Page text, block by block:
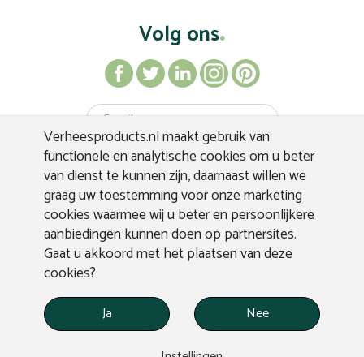
Verheesproducts.nl maakt gebruik van
functionele en analytische cookies om u beter
van dienst te kunnen zijn, daarnaast willen we
graag uw toestemming voor onze marketing
cookies waarmee wij u beter en persoonlijkere
aanbiedingen kunnen doen op partnersites.
Gaat u akkoord met het plaatsen van deze
cookies?
Ja
Nee
Volg ons
Inschrijven
WEBDESIGN APPLEPIE© VERHEES PRODUCTS